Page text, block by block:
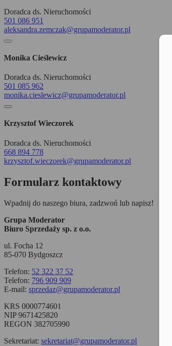
Doradca ds. Nieruchomości
501 086 951
aleksandra.zemczak@grupamoderator.pl
Monika Cieślewicz
Doradca ds. Nieruchomości
501 085 962
monika.cieslewicz@grupamoderator.pl
Krzysztof Wieczorek
Doradca ds. Nieruchomości
668 894 778
krzysztof.wieczorek@grupamoderator.pl
Formularz kontaktowy
Wpadnij do naszego biura, zadzwoń lub napisz!
Grupa Moderator
Biuro Sprzedaży sp. z o.o.
ul. Focha 12
85-070 Bydgoszcz
Telefon: 52 322 37 52
Telefon: 796 909 909
E-mail: sprzedaz@grupamoderator.pl
KRS 0000774601
NIP 9671425820
REGON 382705990
Sekretariat: sekretariat@grupamoderator.pl